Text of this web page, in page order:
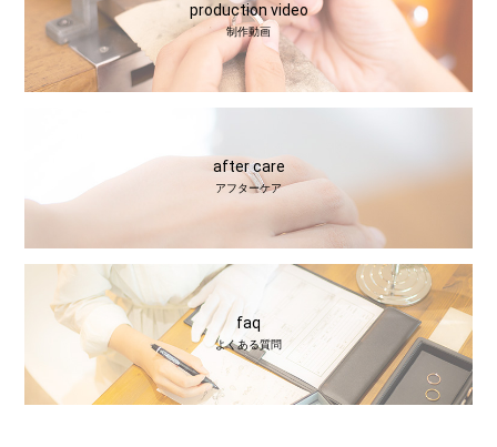
production video
制作動画
after care
アフターケア
faq
よくある質問